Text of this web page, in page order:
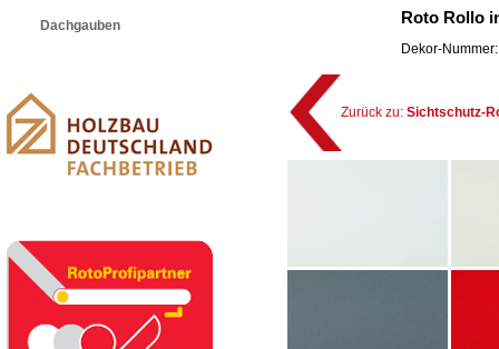
Dachgauben Roto Rollo
Dekor-
Zurück zu: Sichtschutz-